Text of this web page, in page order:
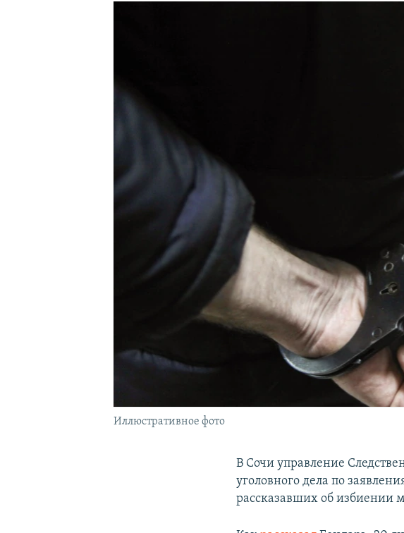
Иллюстративное фото
В Сочи управление
уголовного дела по
рассказавших об